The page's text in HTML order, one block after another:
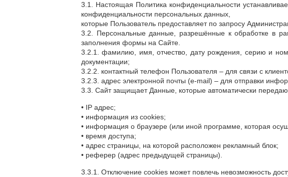
3.1. Настоящая Политика конфиденциальности
конфиденциальности персональных данных,
которые Пользователь предоставляет по запросу
3.2. Персональные данные, разрешённые к обработке в
заполнения формы на Сайте.
3.2.1. фамилию, имя, отчество, дату рождения, серию и
документации;
3.2.2. контактный телефон Пользователя – для связи с
3.2.3. адрес электронной почты (e-mail) – для отправки
3.3. Сайт защищает Данные, которые автоматически
• IP адрес;
• информация из cookies;
• информация о браузере (или иной программе, которая
• время доступа;
• адрес страницы, на которой расположен рекламный блок;
• реферер (адрес предыдущей страницы).
3.3.1. Отключение cookies может повлечь невозможность